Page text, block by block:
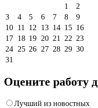
1
2
3
4 5 6 7 8
9
10 11 12 13 14 15 16
17 18 19 20 21 22 23
24 25 26 27 28 29 30
31
Оцените работу
Лучший из новостных